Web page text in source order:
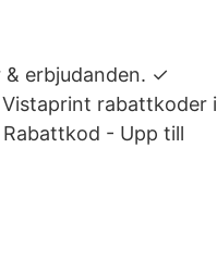
& erbjudanden. ✓
rabattkoder i
- Upp till